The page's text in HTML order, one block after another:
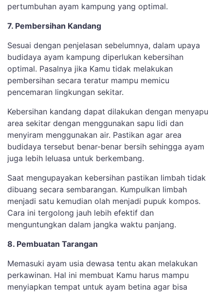
pertumbuhan ayam kampung yang optimal.
7. Pembersihan Kandang
Sesuai dengan penjelasan sebelumnya, dalam upaya
budidaya ayam kampung diperlukan kebersihan
optimal. Pasalnya jika Kamu tidak melakukan
pembersihan secara teratur mampu memicu
pencemaran lingkungan sekitar.
Kebersihan kandang dapat dilakukan dengan menyapu
area sekitar dengan menggunakan sapu lidi dan
menyiram menggunakan air. Pastikan agar area
budidaya tersebut benar-benar bersih sehingga ayam
juga lebih leluasa untuk berkembang.
Saat mengupayakan kebersihan pastikan limbah tidak
dibuang secara sembarangan. Kumpulkan limbah
menjadi satu kemudian olah menjadi pupuk kompos.
Cara ini tergolong jauh lebih efektif dan
menguntungkan dalam jangka waktu panjang.
8. Pembuatan Tarangan
Memasuki ayam usia dewasa tentu akan melakukan
perkawinan. Hal ini membuat Kamu harus mampu
menyiapkan tempat untuk ayam betina agar bisa